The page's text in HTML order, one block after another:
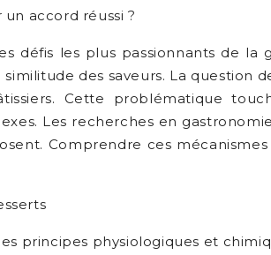
accord réussi ?
défis les plus passionnants de
des saveurs. La question
Cette problématique
Les recherches en
Comprendre ces
principes physiologiques et